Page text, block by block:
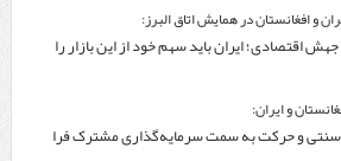
و افغانستان در همایش اتاق البرز:
اقتصادی؛ ایران باید سهم خود از این بازار را
و ایران:
سنتی و حرکت به سمت سرمایه‌گذاری مشترک فرا